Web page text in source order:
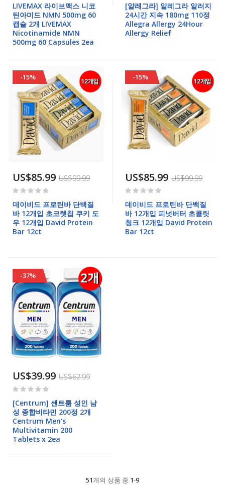
LIVEMAX 라이브맥스 니코
틴아미드 NMN 500mg 60
캡슐 2개 LIVEMAX
Nicotinamide NMN
500mg 60 Capsules 2ea
[알레그라] 알레그라 알러지
24시간 지속 180mg 110정
Allegra Allergy 24Hour
Allergy Relief
-15%
US$85.99 US$99.99
Rating:
데이비드 프로틴바 단백질
바 12개입 초코렛칩 쿠키 도
우 12개입 David Protein
Bar 12ct
-15%
US$85.99 US$99.99
Rating:
데이비드 프로틴바 단백질
바 12개입 피넛버터 초콜릿
청크 12개입 David Protein
Bar 12ct
-37%
US$39.99 US$62.99
Rating:
[Centrum] 센트룸 성인 남
성 종합비타민 200정 2개
Centrum Men's
Multivitamin 200
Tablets x 2ea
51개의 상품 중 1-9